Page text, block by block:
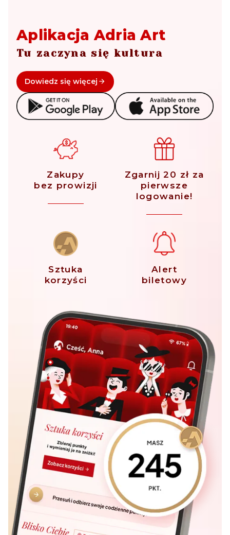
Aplikacja Adria Art
Tu zaczyna się kultura
Dowiedz się więcej
Zakupy
bez prowizji
Zgarnij 20 zł za
pierwsze
logowanie!
Sztuka
korzyści
Alert
biletowy